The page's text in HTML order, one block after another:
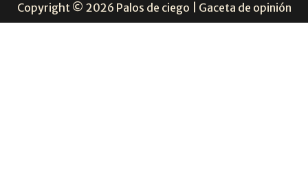
Copyright © 2026 Palos de ciego | Gaceta de opinión